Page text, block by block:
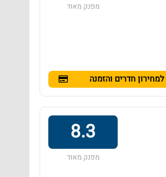
מפנק מאוד
למחירון חדרים והזמנה
8.3
מפנק מאוד